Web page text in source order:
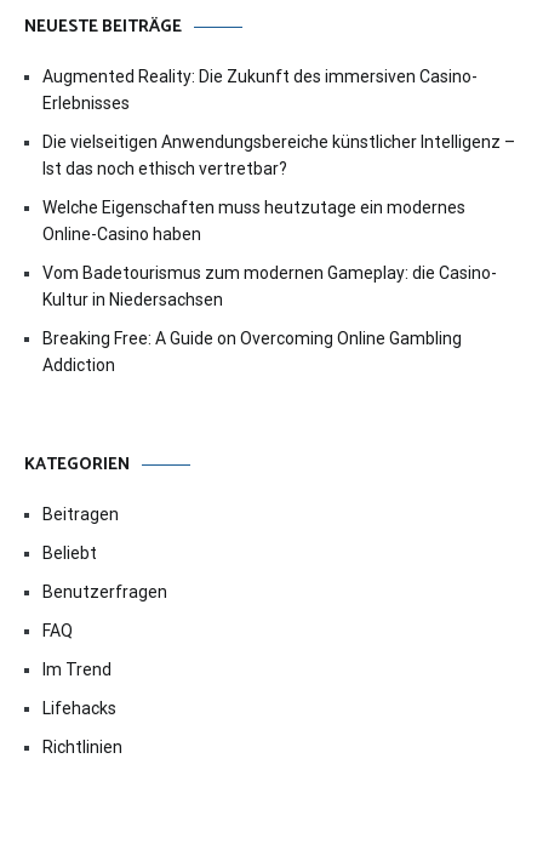
NEUESTE BEITRÄGE
Augmented Reality: Die Zukunft des immersiven Casino-
Erlebnisses
Die vielseitigen Anwendungsbereiche künstlicher Intelligenz –
Ist das noch ethisch vertretbar?
Welche Eigenschaften muss heutzutage ein modernes
Online-Casino haben
Vom Badetourismus zum modernen Gameplay: die Casino-
Kultur in Niedersachsen
Breaking Free: A Guide on Overcoming Online Gambling
Addiction
KATEGORIEN
Beitragen
Beliebt
Benutzerfragen
FAQ
Im Trend
Lifehacks
Richtlinien